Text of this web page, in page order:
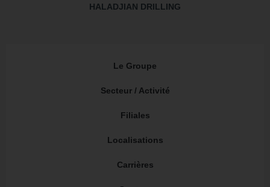
HALADJIAN DRILLING
Le Groupe
Secteur / Activité
Filiales
Localisations
Carrières